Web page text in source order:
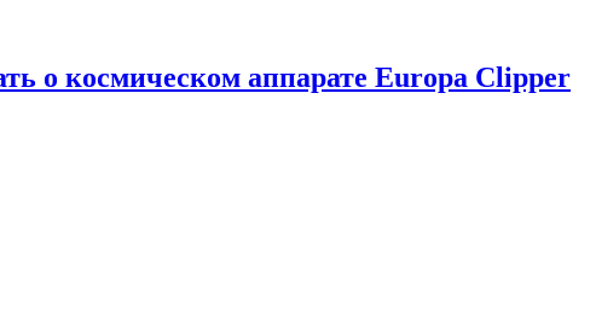
о космическом аппарате Europa Clipper